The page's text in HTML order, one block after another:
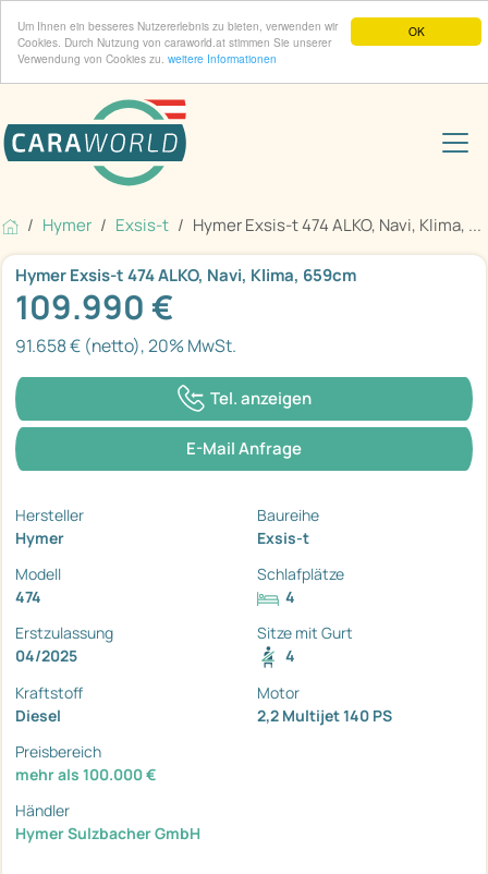
OK
Um Ihnen ein besseres Nutzererlebnis zu bieten, verwenden wir
Cookies. Durch Nutzung von caraworld.at stimmen Sie unserer
Verwendung von Cookies zu. weitere Informationen
Hymer Exsis-t Hymer Exsis-t 474 ALKO, Navi, Klima, ...
Hymer Exsis-t 474 ALKO, Navi, Klima, 659cm
109.990 €
91.658 € (netto), 20% MwSt.
Tel. anzeigen
E-Mail Anfrage
Hersteller
Hymer
Baureihe
Exsis-t
Modell
474
Schlafplätze
4
Erstzulassung
04/2025
Sitze mit Gurt
4
Kraftstoff
Diesel
Motor
2,2 Multijet 140 PS
Preisbereich
mehr als 100.000 €
Händler
Hymer Sulzbacher GmbH